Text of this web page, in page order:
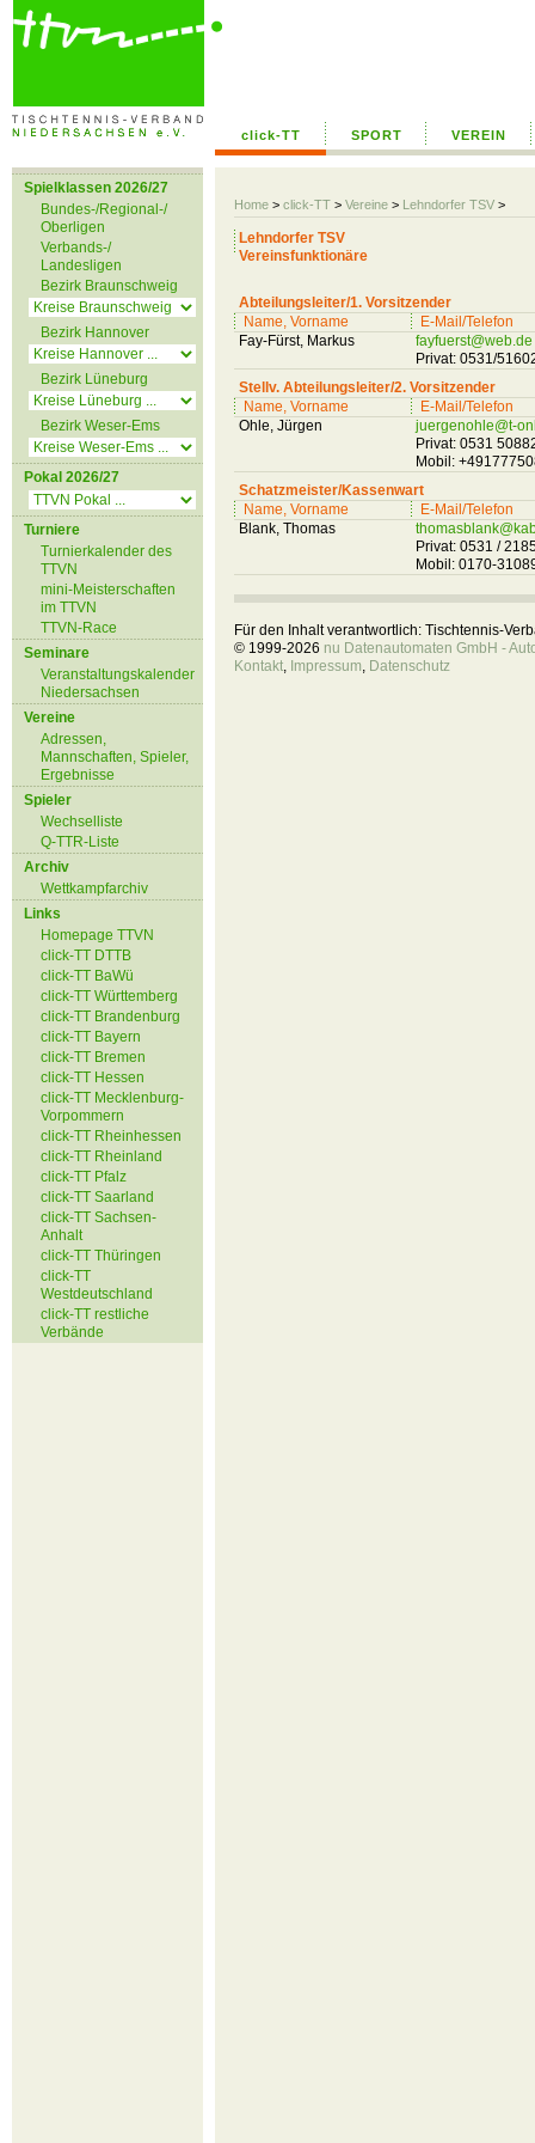
click-TT SPORT VEREIN
Home > click-TT > Vereine > Lehndorfer TSV >
Spielklassen 2026/27
Bundes-/Regional-/
Oberligen
Verbands-/
Landesligen
Bezirk Braunschweig
Bezirk Hannover
Bezirk Lüneburg
Bezirk Weser-Ems
Pokal 2026/27
Turniere
Turnierkalender des
TTVN
mini-Meisterschaften
im TTVN
TTVN-Race
Seminare
Veranstaltungskalender
Niedersachsen
Vereine
Adressen,
Mannschaften, Spieler,
Ergebnisse
Spieler
Wechselliste
Q-TTR-Liste
Archiv
Wettkampfarchiv
Links
Homepage TTVN
click-TT DTTB
click-TT BaWü
click-TT Württemberg
click-TT Brandenburg
click-TT Bayern
click-TT Bremen
click-TT Hessen
click-TT Mecklenburg-
Vorpommern
click-TT Rheinhessen
click-TT Rheinland
click-TT Pfalz
click-TT Saarland
click-TT Sachsen-
Anhalt
click-TT Thüringen
click-TT
Westdeutschland
click-TT restliche
Verbände
Lehndorfer TSV
Vereinsfunktionäre
Abteilungsleiter/1. Vorsitzender
Name, Vorname
E-Mail/Telefon
Fay-Fürst, Markus
fayfuerst@web.de
Privat: 0531/
Stellv. Abteilungsleiter/2. Vorsitzender
Name, Vorname
E-Mail/Telefon
Ohle, Jürgen
juergenohle@t-
Privat: 0531
Mobil:
Schatzmeister/Kassenwart
Name, Vorname
E-Mail/Telefon
Blank, Thomas
Privat: 0531 /
Mobil: 0170-
Für den Inhalt verantwortlich: Tischtennis-
© 1999-2026 nu Datenautomaten GmbH -
Kontakt, Impressum, Datenschutz